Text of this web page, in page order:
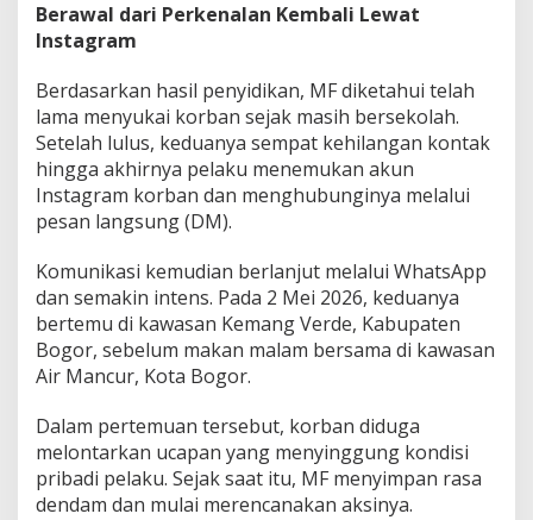
Berawal dari Perkenalan Kembali Lewat
Instagram
Berdasarkan hasil penyidikan, MF diketahui telah
lama menyukai korban sejak masih bersekolah.
Setelah lulus, keduanya sempat kehilangan kontak
hingga akhirnya pelaku menemukan akun
Instagram korban dan menghubunginya melalui
pesan langsung (DM).
Komunikasi kemudian berlanjut melalui WhatsApp
dan semakin intens. Pada 2 Mei 2026, keduanya
bertemu di kawasan Kemang Verde, Kabupaten
Bogor, sebelum makan malam bersama di kawasan
Air Mancur, Kota Bogor.
Dalam pertemuan tersebut, korban diduga
melontarkan ucapan yang menyinggung kondisi
pribadi pelaku. Sejak saat itu, MF menyimpan rasa
dendam dan mulai merencanakan aksinya.